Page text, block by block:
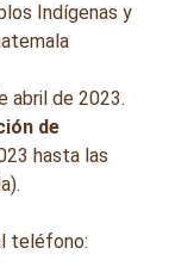
Indígenas y
abril de 2023.
de
hasta las
teléfono: